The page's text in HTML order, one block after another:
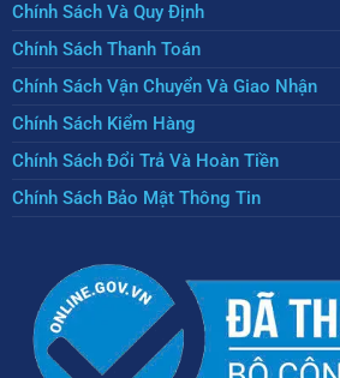
Chính Sách Và Quy Định
Chính Sách Thanh Toán
Chính Sách Vận Chuyển Và Giao Nhận
Chính Sách Kiểm Hàng
Chính Sách Đổi Trả Và Hoàn Tiền
Chính Sách Bảo Mật Thông Tin